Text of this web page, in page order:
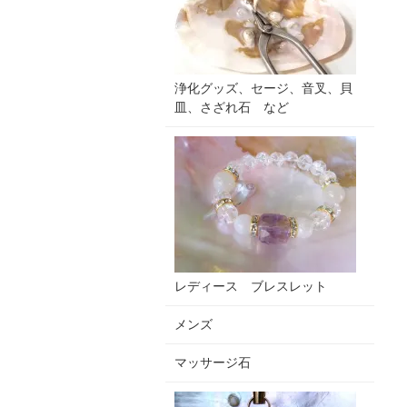
浄化グッズ、セージ、音叉、貝
皿、さざれ石 など
レディース ブレスレット
メンズ
マッサージ石